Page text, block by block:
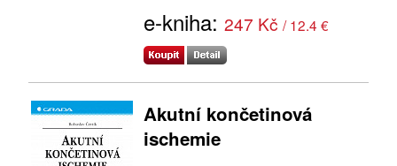
e-kniha: 247 Kč / 12.4 €
Akutní končetinová
ischemie